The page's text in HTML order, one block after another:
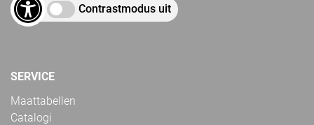
Contrastmodus uit
SERVICE
Maattabellen
Catalogi